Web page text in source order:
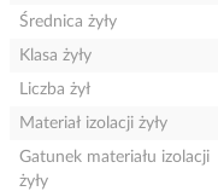
Średnica żyły
Klasa żyły
Liczba żył
Materiał izolacji żyły
Gatunek materiału izolacji
żyły